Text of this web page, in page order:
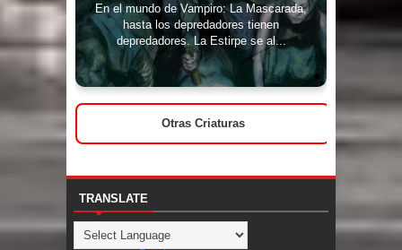
En el mundo de Vampiro: La Mascarada,
hasta los depredadores tienen
depredadores. La Estirpe se al...
Otras Criaturas
TRANSLATE